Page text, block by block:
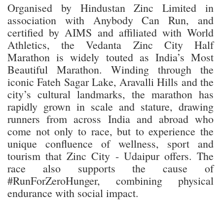
Organised by Hindustan Zinc Limited in
association with Anybody Can Run, and
certified by AIMS and affiliated with World
Athletics, the Vedanta Zinc City Half
Marathon is widely touted as India’s Most
Beautiful Marathon. Winding through the
iconic Fateh Sagar Lake, Aravalli Hills and the
city’s cultural landmarks, the marathon has
rapidly grown in scale and stature, drawing
runners from across India and abroad who
come not only to race, but to experience the
unique confluence of wellness, sport and
tourism that Zinc City - Udaipur offers. The
race also supports the cause of
#RunForZeroHunger, combining physical
endurance with social impact.